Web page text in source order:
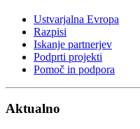
Ustvarjalna Evropa
Razpisi
Iskanje partnerjev
Podprti projekti
Pomoč in podpora
Aktualno